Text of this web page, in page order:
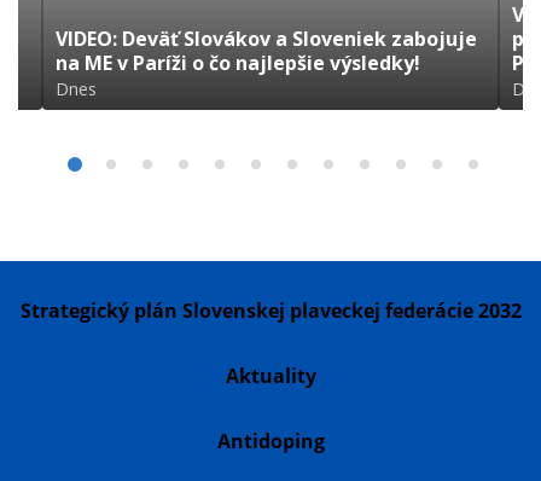
VIDEO: Deväť Slovákov a Sloveniek zabojuje
na ME v Paríži o čo najlepšie výsledky!
Dnes
Strategický plán Slovenskej plaveckej federácie 2032
Aktuality
Antidoping